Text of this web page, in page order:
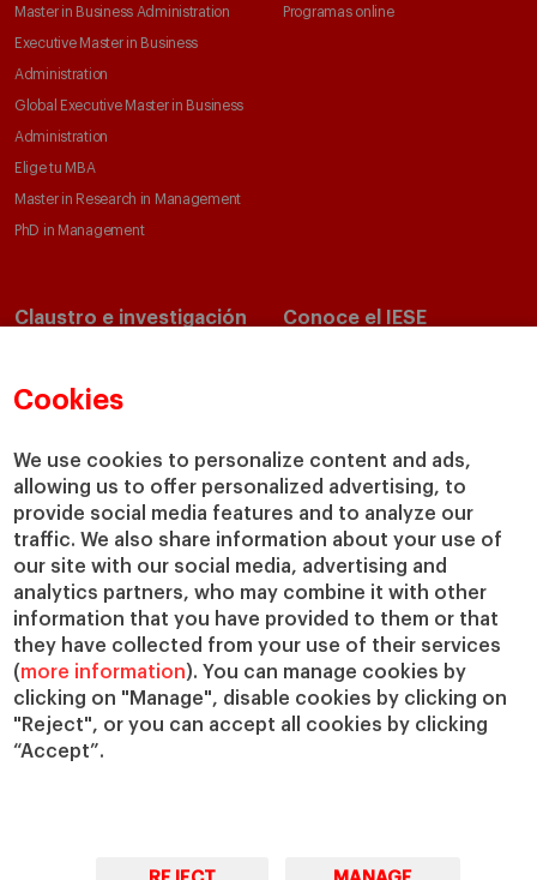
Cookies
We use cookies to personalize content and ads,
allowing us to offer personalized advertising, to
provide social media features and to analyze our
traffic. We also share information about your use of
our site with our social media, advertising and
analytics partners, who may combine it with other
information that you have provided to them or that
they have collected from your use of their services
(more information). You can manage cookies by
clicking on "Manage", disable cookies by clicking on
"Reject", or you can accept all cookies by clicking
“Accept”.
Master in Business Administration
Executive Master in Business
Administration
Global Executive Master in Business
Administration
Elige tu MBA
Master in Research in Management
PhD in Management
Programas online
Claustro e investigación
Departamentos académicos
Cátedras
IESE Insight
IESE Publishing
Conoce el IESE
Nuestro impacto
Colabora con el IESE
Servicios
Biblioteca
Canal de Compliance
Capellanía
IESE Shop
Jobs @IESE
Préstamos y becas